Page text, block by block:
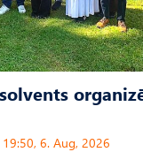
19:50, 6. Aug, 2026